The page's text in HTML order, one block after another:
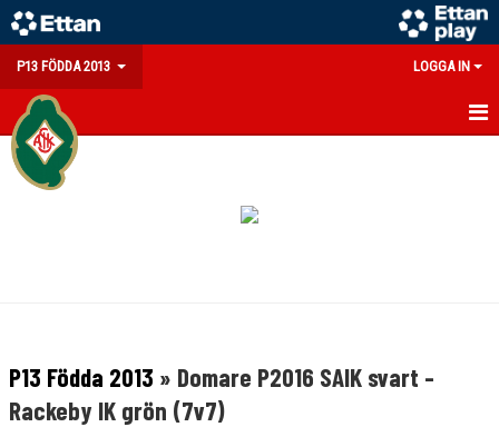
P13 FÖDDA 2013 LOGGA IN
HEM
P13 Födda 2013 » Domare P2016 SAIK svart -
Rackeby IK grön (7v7)